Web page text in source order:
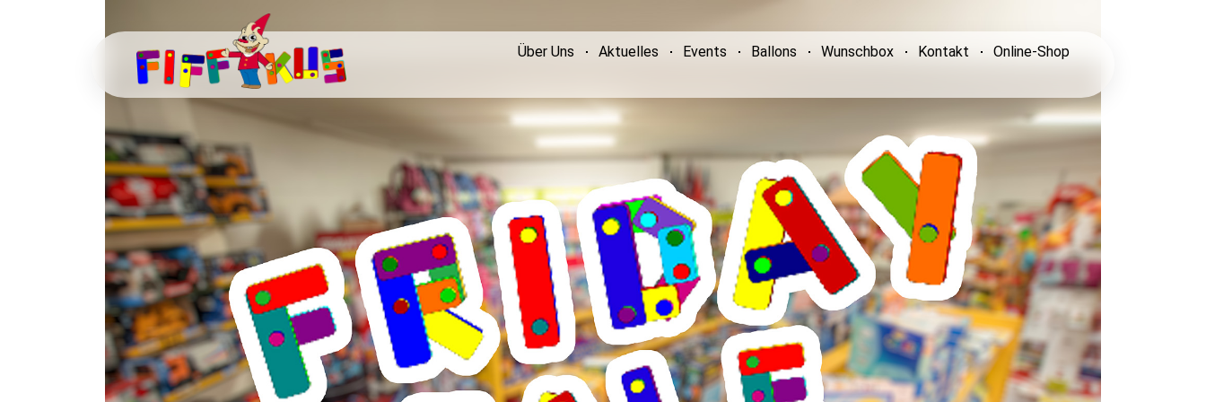
Über Uns Aktuelles Events Ballons Wunschbox Kontakt Online-Shop